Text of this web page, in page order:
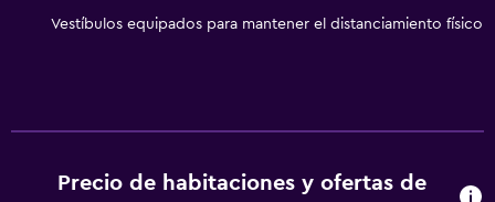
incluyen una piscina cubierta y gimnasio. Se pueden
Vestíbulos equipados para mantener el distanciamiento físico
Precio de habitaciones y ofertas de